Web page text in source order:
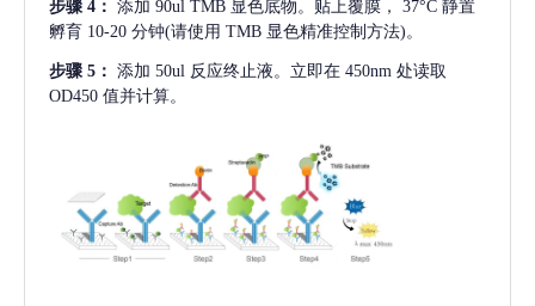
步骤 4： 添加 90ul TMB 显色底物。贴上覆膜， 37°C 静置
孵育 10-20 分钟(请使用 TMB 显色精准控制方法)。
步骤 5： 添加 50ul 反应终止液。立即在 450nm 处读取
OD450 值并计算。